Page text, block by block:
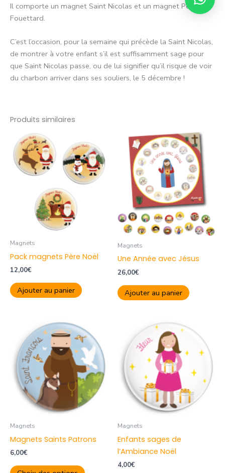
Il comporte un magnet Saint Nicolas et un magnet Père
Fouettard.
C’est l’occasion, pour la semaine qui précède la Saint Nicolas,
de montrer à votre enfant s’il est suffisamment sage pour
que Saint Nicolas passe, ou de lui signifier qu’il risque de voir
du charbon arriver dans ses souliers, le 5 décembre !
Produits similaires
Magnets
Pack magnets Père Noël
12,00€
Ajouter au panier
Magnets
Une Année avec Jésus
26,00€
Ajouter au panier
Magnets
Magnets Saints Patrons
6,00€
produit
a
plusieurs
variations.
Les
options
sur
page
Magnets
Enfants sages de
l’Ambiance Noël
4,00€